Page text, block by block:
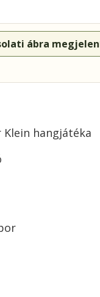
ábra
Klein hangjátéka